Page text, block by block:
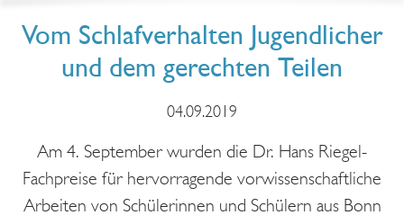
Vom Schlafverhalten Jugendlicher
und dem gerechten Teilen
04.09.2019
Am 4. September wurden die Dr. Hans Riegel-
Fachpreise für hervorragende vorwissenschaftliche
Arbeiten von Schülerinnen und Schülern aus Bonn